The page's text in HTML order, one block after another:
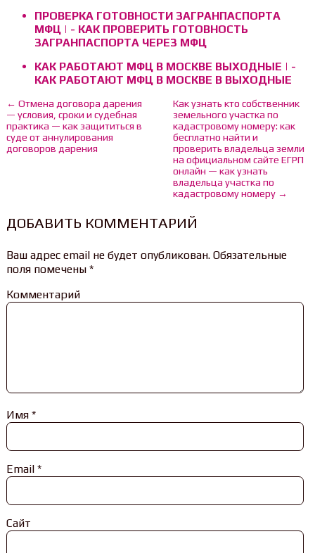
ПРОВЕРКА ГОТОВНОСТИ ЗАГРАНПАСПОРТА
МФЦ | - КАК ПРОВЕРИТЬ ГОТОВНОСТЬ
ЗАГРАНПАСПОРТА ЧЕРЕЗ МФЦ
КАК РАБОТАЮТ МФЦ В МОСКВЕ ВЫХОДНЫЕ | -
КАК РАБОТАЮТ МФЦ В МОСКВЕ В ВЫХОДНЫЕ
← Отмена договора дарения
— условия, сроки и судебная
практика — как защититься в
суде от аннулирования
договоров дарения
Как узнать кто собственник
земельного участка по
кадастровому номеру: как
бесплатно найти и
проверить владельца земли
на официальном сайте ЕГРП
онлайн — как узнать
владельца участка по
кадастровому номеру →
ДОБАВИТЬ КОММЕНТАРИЙ
Ваш адрес email не будет опубликован.Обязательные
поля помечены *
Комментарий
Имя *
Email *
Сайт